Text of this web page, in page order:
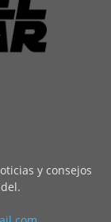
y consejos